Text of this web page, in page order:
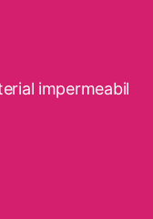
impermeabil